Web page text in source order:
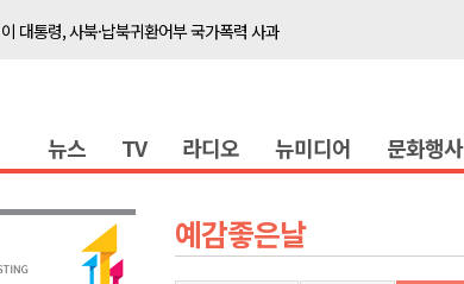
이 대통령, 사북·납북귀환어부 국가폭력 사과
이광재 국회 예결위원장, 강릉시 초청 특별 강연
육동한 시장, 국제스케이트장 춘천 유치 건의
영월군, 국·도비 확보 보고회 개최
뉴스 TV 라디오 뉴미디어 문화행사
예감좋은날